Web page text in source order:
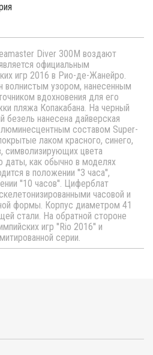
Diver 300M воздают
официальным
игр 2016 в Рио-де-Жанейро.
волнистым узором, нанесенным
вдохновения для его
пляжа Копакабана. На черный
безель нанесена дайверская
составом Super-
лаком красного, синего,
символизирующих цвета
даты, как обычно в моделях
в положении ''3 часа'',
''10 часов''. Циферблат
часовой и
формы. Корпус диаметром 41
стали. На обратной стороне
игр ''Rio 2016'' и
серии.